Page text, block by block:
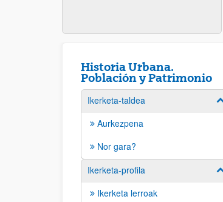
Historia Urbana.
Población y Patrimonio
Ikerketa-taldea
Aurkezpena
Nor gara?
Ikerketa-profila
Ikerketa lerroak